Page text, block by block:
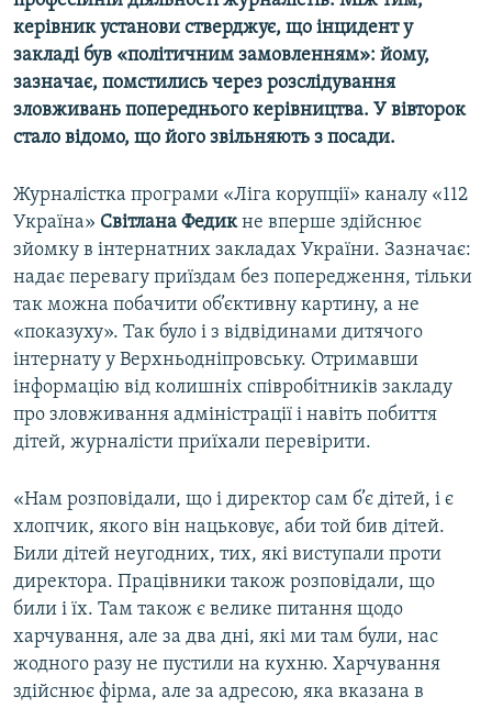
керівник установи стверджує, що інцидент у
закладі був «політичним замовленням»: йому,
зазначає, помстились через розслідування
зловживань попереднього керівництва. У вівторок
стало відомо, що його звільняють з посади.
Журналістка програми «Ліга корупції» каналу «112
Україна» Світлана Федикне вперше здійснює
зйомку в інтернатних закладах України. Зазначає:
надає перевагу приїздам без попередження, тільки
так можна побачити об’єктивну картину, а не
«показуху». Так було і з відвідинами дитячого
інтернату у Верхньодніпровську. Отримавши
інформацію від колишніх співробітників закладу
про зловживання адміністрації і навіть побиття
дітей, журналісти приїхали перевірити.
«Нам розповідали, що і директор сам б’є дітей, і є
хлопчик, якого він нацьковує, аби той бив дітей.
Били дітей неугодних, тих, які виступали проти
директора. Працівники також розповідали, що
били і їх. Там також є велике питання щодо
харчування, але за два дні, які ми там були, нас
жодного разу не пустили на кухню. Харчування
здійснює фірма, але за адресою, яка вказана в